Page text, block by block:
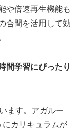
や倍速再生機能も
合間を活用して効
間学習にぴったり
ます。アガルー
にカリキュラムが